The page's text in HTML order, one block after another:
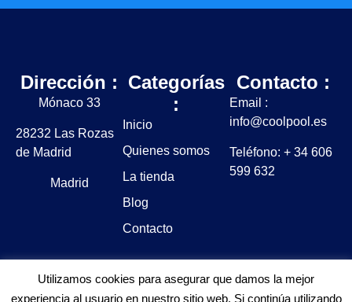
Dirección :
Mónaco 33
28232 Las Rozas
de Madrid
Madrid
Categorías
:
Inicio
Quienes somos
La tienda
Blog
Contacto
Contacto :
Email :
info@coolpool.es
Teléfono: + 34 606
599 632
Utilizamos cookies para asegurar que damos la mejor
experiencia al usuario en nuestro sitio web. Si continúa utilizando